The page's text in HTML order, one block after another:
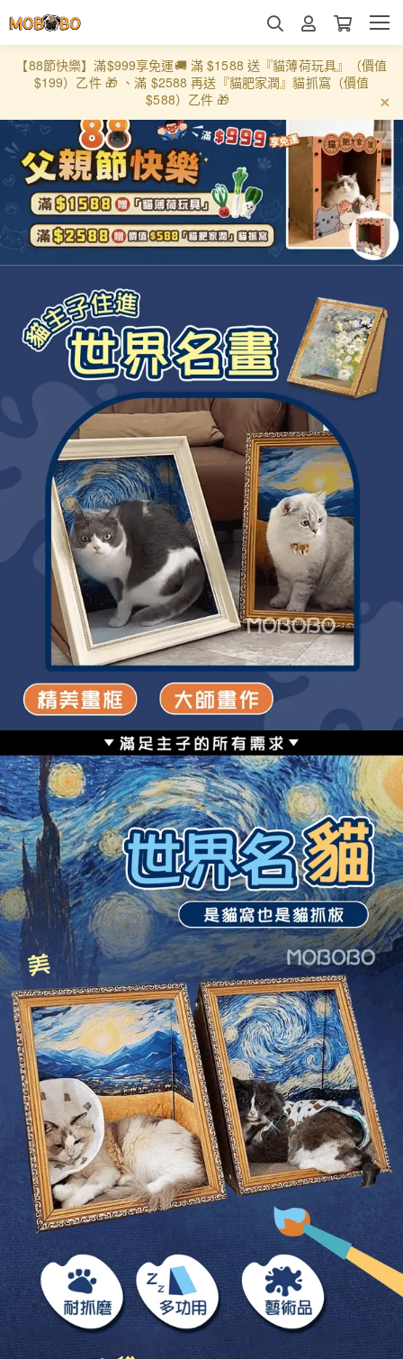
【88節快樂】滿$999享免運🚚 滿 $1588 送『貓薄荷玩具』（價值
$199）乙件 🎁 、滿 $2588 再送『貓肥家潤』貓抓窩（價值
$588）乙件 🎁